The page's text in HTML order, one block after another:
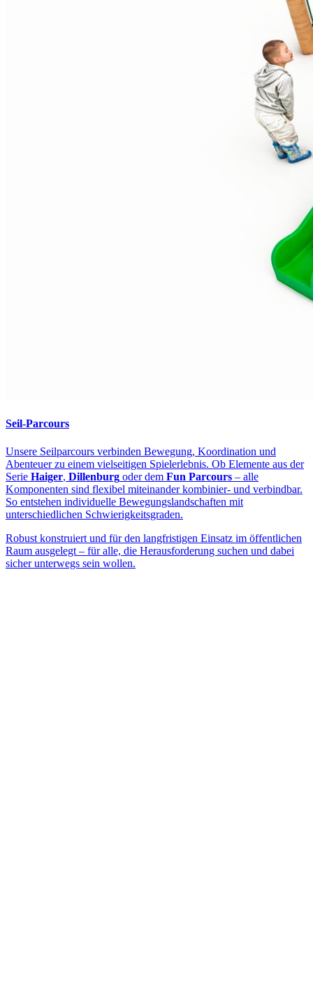
Seil-Parcours
Unsere Seilparcours verbinden Bewegung, Koordination und
Abenteuer zu einem vielseitigen Spielerlebnis. Ob Elemente aus der
Serie Haiger, Dillenburg oder dem Fun Parcours – alle
Komponenten sind flexibel miteinander kombinier- und verbindbar.
So entstehen individuelle Bewegungslandschaften mit
unterschiedlichen Schwierigkeitsgraden.
Robust konstruiert und für den langfristigen Einsatz im öffentlichen
Raum ausgelegt – für alle, die Herausforderung suchen und dabei
sicher unterwegs sein wollen.